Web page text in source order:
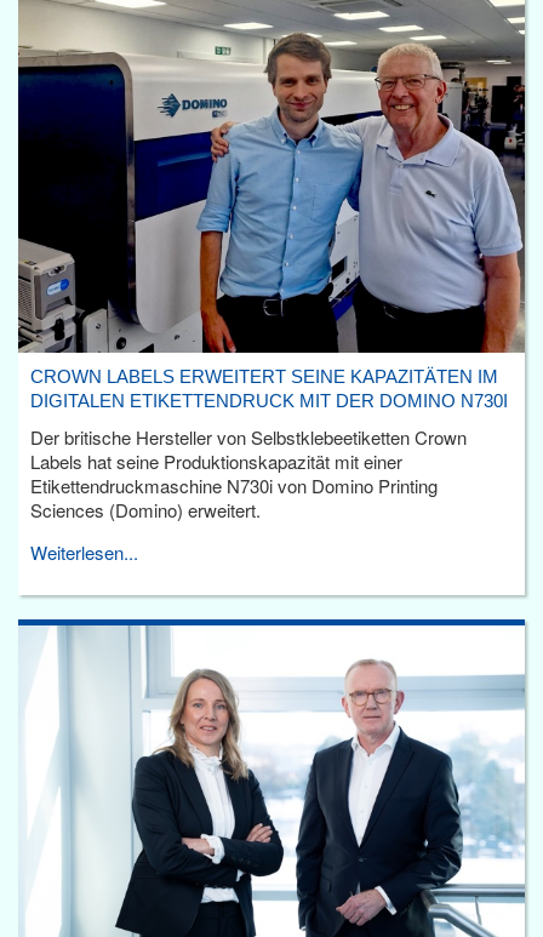
CROWN LABELS ERWEITERT SEINE KAPAZITÄTEN IM
DIGITALEN ETIKETTENDRUCK MIT DER DOMINO N730I
Der britische Hersteller von Selbstklebeetiketten Crown
Labels hat seine Produktionskapazität mit einer
Etikettendruckmaschine N730i von Domino Printing
Sciences (Domino) erweitert.
Weiterlesen...